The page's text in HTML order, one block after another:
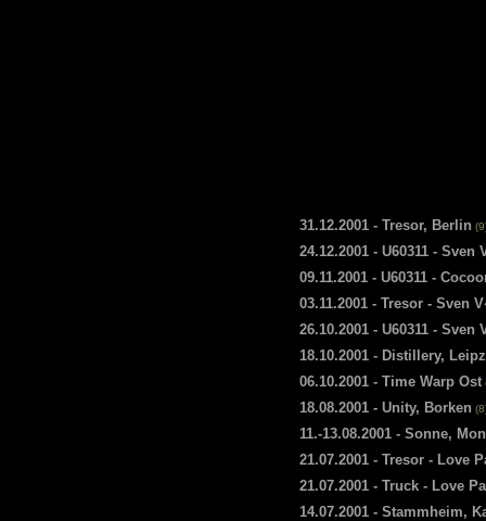
31.12.2001 - Tresor, Berlin
24.12.2001 - U60311 - Sven
09.11.2001 - U60311 -
03.11.2001 - Tresor -
26.10.2001 - U60311 -
18.10.2001 - Distillery,
06.10.2001 - Time Warp Ost
18.08.2001 - Unity, Borken
11.-13.08.2001 - Sonne,
21.07.2001 - Tresor - Love
21.07.2001 - Truck - Love
14.07.2001 - Stammheim,